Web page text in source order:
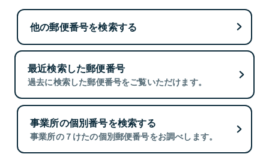
他の郵便番号を検索する
最近検索した郵便番号
過去に検索した郵便番号をご覧いただけます。
事業所の個別番号を検索する
事業所の７けたの個別郵便番号をお調べします。